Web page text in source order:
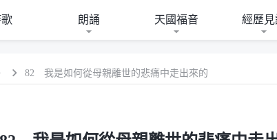
朗誦 天國福音 經歷
82 我是如何從母親離世的悲痛中走出來的